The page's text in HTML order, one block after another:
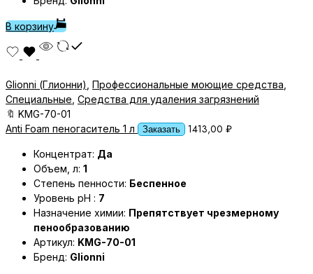
В корзину
Glionni (Глионни) Профессиональные моющие средства
Специальные Средства для удаления загрязнений
🔖 KMG-70-01
Anti Foam пеногаситель 1 л
Заказать 1413,00 ₽
Концентрат: Да
Объем, л: 1
Степень пенности: Беспенное
Уровень pH : 7
Назначение химии: Препятствует чрезмерному
пенообразованию
Артикул: KMG-70-01
Бренд: Glionni